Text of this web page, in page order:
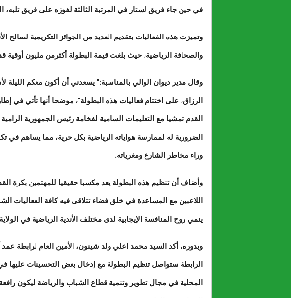
في حين جاء فريق لستار في المرتبة الثالثة لفوزه على فريق تلبه،
وتميزت هذه الفعاليات بتقديم العديد من الجوائز التكريمية لصالح
والصحافة الرياضية، حيث بلغت قيمة البطولة أكثرمن مليون أوقية
وقال مدير ديوان الوالي بالمناسبة:" يسعدني أن أكون معكم
الرزاق، على اختتام فعاليات هذه البطولة"، موضحا أنها تأتي في
القدم تمشيا مع التعليمات السامية لفخامة رئيس الجمهورية
الضرورية له لممارسة هواياته الرياضية بكل حرية، مما يساهم في
وراء مخاطر الشارع ومغرياته.
وأضاف أن تنظيم هذه البطولة يعد مكسبا حقيقيا للمهتمين بكرة
اللاعبين مع المساعدة في خلق فضاء تتلاقى فيه كافة الفعاليات
ينمي روح المنافسة الإيجابية لدى مختلف الأندية الرياضية في
وبدوره، أكد السيد محمد اعلي ولد شينون، الأمين العام لرابطة عمد
الرابطة ستواصل تنظيم البطولة مع إدخال بعض التحسينات عليها
المحلية في مجال تطوير وتنمية قطاع الشباب والرياضة ليكون